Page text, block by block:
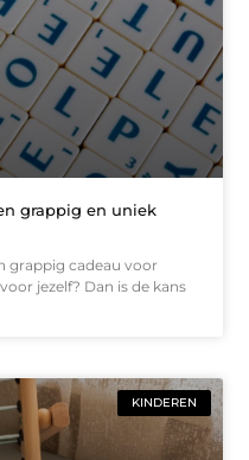
grappig en uniek
grappig cadeau voor
jezelf? Dan is de kans
KINDEREN